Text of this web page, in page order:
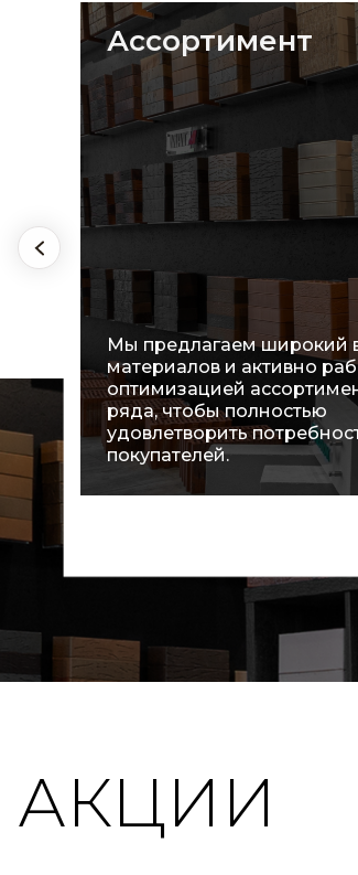
Ассортимент
Мы предлагаем широкий
материалов и активно
оптимизацией
ряда, чтобы полностью
удовлетворить
покупателей.
АКЦИИ